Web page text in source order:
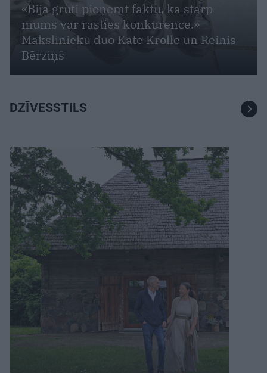
«Bija grūti pieņemt faktu, ka starp
mums var rasties konkurence.»
Mākslinieku duo Kate Krolle un Reinis
Bērziņš
DZĪVESSTILS